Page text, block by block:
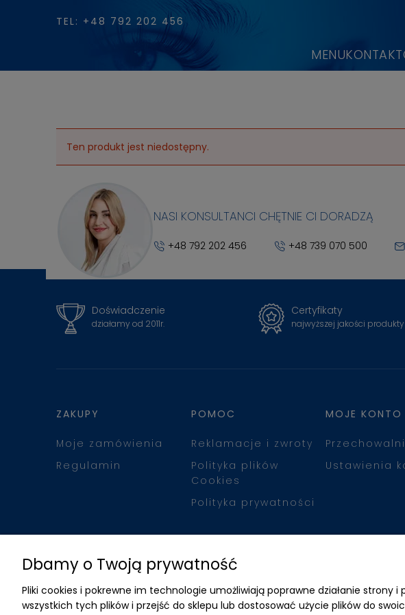
TEL: +48 792 202 456
MENUKONTAKT
Ten produkt jest niedostępny.
NASI KONSULTANCI CHĘTNIE CI DORADZĄ
+48 792 202 456 +48 739 070 500
Doświadczenie
działamy od 2011r.
Certyfikaty
najwyższej jakości produkty
ZAKUPY
Moje zamówienia
Regulamin
POMOC
Reklamacje i zwroty
Polityka plików
Cookies
Polityka prywatności
MOJE KONTO
Ustawienia
Dbamy o Twoją prywatność
Pliki cookies i pokrewne im technologie umożliwiają poprawne działanie
wszystkich tych plików i przejść do sklepu lub dostosować użycie plików do